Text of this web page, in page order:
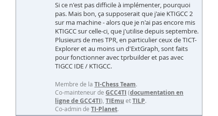
Si ce n'est pas difficile à implémenter, pourquoi
pas. Mais bon, ça supposerait que j'aie KTIGCC 2
sur ma machine - alors que je n'ai pas encore mis
KTIGCC sur celle-ci, que j'utilise depuis septembre.
Plusieurs de mes TPR, en particulier ceux de TICT-
Explorer et au moins un d'ExtGraph, sont faits
pour fonctionner avec tprbuilder et pas avec
TIGCC IDE / KTIGCC.
Membre de la TI-Chess Team.
Co-mainteneur de GCC4TI (documentation en
ligne de GCC4TI), TIEmu etTILP.
Co-admin de TI-Planet.